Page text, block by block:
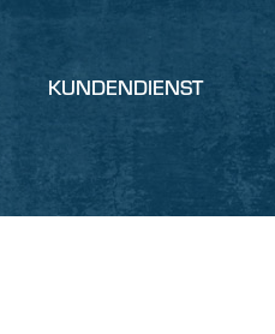
KUNDENDIENST